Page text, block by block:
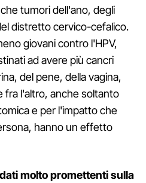
tumori dell'ano, degli
distretto cervico-cefalico.
giovani contro l'HPV,
ad avere più cancri
del pene, della vagina,
fra l'altro, anche soltanto
e per l'impatto che
hanno un effetto
molto promettenti sulla